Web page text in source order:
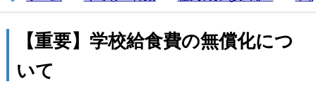
【重要】学校給食費の無償化につ
いて